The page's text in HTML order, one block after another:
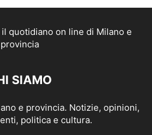
SIAMO
e provincia. Notizie, opinioni,
politica e cultura.